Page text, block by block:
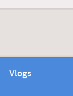
Vlogs